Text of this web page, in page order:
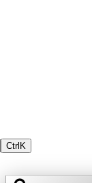
Ctrl K